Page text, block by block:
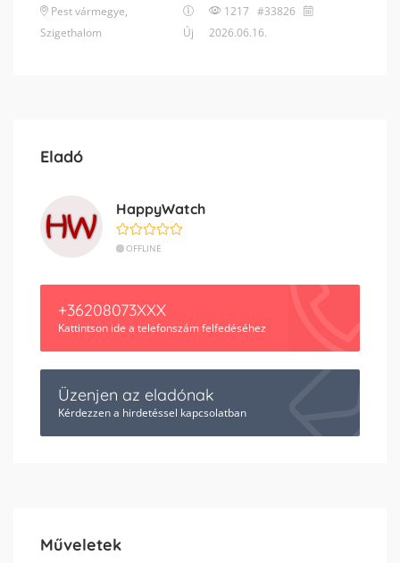
Pest vármegye,
Szigethalom
Új
1217 #33826
2026.06.16.
Eladó
HappyWatch
OFFLINE
+36208073XXX
Kattintson ide a telefonszám felfedéséhez
Üzenjen az eladónak
Kérdezzen a hirdetéssel kapcsolatban
Műveletek